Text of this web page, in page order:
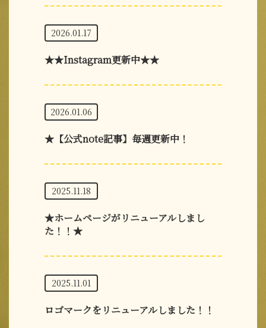
2026.01.17
★★Instagram更新中★★
2026.01.06
★【公式note記事】毎週更新中！
2025.11.18
★ホームページがリニューアルしまし
た！！★
2025.11.01
ロゴマークをリニューアルしました！！